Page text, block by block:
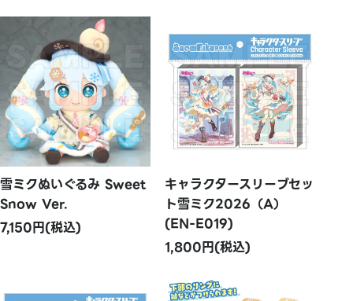
雪ミクぬいぐるみ Sweet
Snow Ver.
7,150円(税込)
キャラクタースリーブセッ
ト雪ミク2026（A）
(EN-E019)
1,800円(税込)